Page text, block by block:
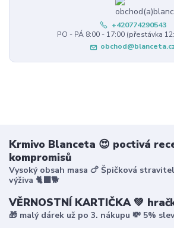
+420774290543
PO - PÁ 8:00 - 17:00 (přestávka
Krmivo Blanceta 😍 poctivá
kompromisů
Vysoký obsah masa 🍗 Špičková
výživa 🐈‍⬛🐕
VĚRNOSTNÍ KARTIČKA 💚
🎁 malý dárek už po 3. nákupu 💸 5%